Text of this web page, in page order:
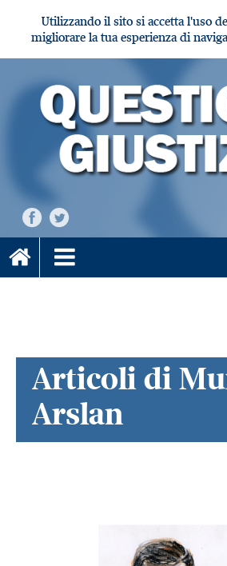
Utilizzando il sito si accetta l'uso
migliorare la tua esperienza di
Articoli di
Arslan